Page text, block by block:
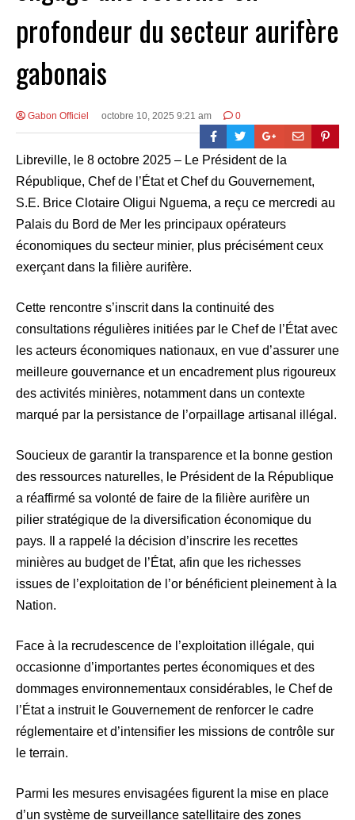
profondeur du secteur aurifère
gabonais
Gabon Officiel octobre 10, 2025 9:21 am 0
Libreville, le 8 octobre 2025 – Le Président de la
République, Chef de l’État et Chef du Gouvernement,
S.E. Brice Clotaire Oligui Nguema, a reçu ce mercredi au
Palais du Bord de Mer les principaux opérateurs
économiques du secteur minier, plus précisément ceux
exerçant dans la filière aurifère.
Cette rencontre s’inscrit dans la continuité des
consultations régulières initiées par le Chef de l’État avec
les acteurs économiques nationaux, en vue d’assurer une
meilleure gouvernance et un encadrement plus rigoureux
des activités minières, notamment dans un contexte
marqué par la persistance de l’orpaillage artisanal illégal.
Soucieux de garantir la transparence et la bonne gestion
des ressources naturelles, le Président de la République
a réaffirmé sa volonté de faire de la filière aurifère un
pilier stratégique de la diversification économique du
pays. Il a rappelé la décision d’inscrire les recettes
minières au budget de l’État, afin que les richesses
issues de l’exploitation de l’or bénéficient pleinement à la
Nation.
Face à la recrudescence de l’exploitation illégale, qui
occasionne d’importantes pertes économiques et des
dommages environnementaux considérables, le Chef de
l’État a instruit le Gouvernement de renforcer le cadre
réglementaire et d’intensifier les missions de contrôle sur
le terrain.
Parmi les mesures envisagées figurent la mise en place
d’un système de surveillance satellitaire des zones